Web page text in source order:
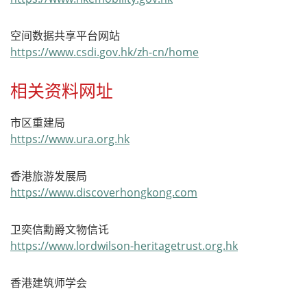
空间数据共享平台网站
https://www.csdi.gov.hk/zh-cn/home
相关资料网址
市区重建局
https://www.ura.org.hk
香港旅游发展局
https://www.discoverhongkong.com
卫奕信勳爵文物信讬
https://www.lordwilson-heritagetrust.org.hk
香港建筑师学会